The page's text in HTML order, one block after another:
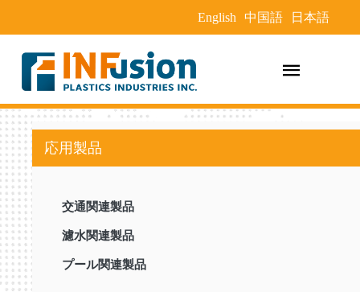
English 中国語 日本語
応用製品
交通関連製品
濾水関連製品
プール関連製品